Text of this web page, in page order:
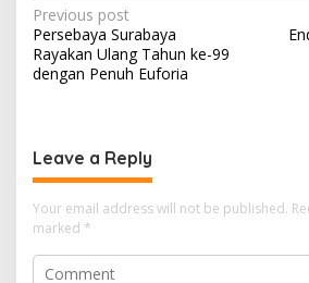
P
o
s
n
a
v
i
g
Previous post
Persebaya Surabaya
Rayakan Ulang Tahun ke-99
dengan Penuh Euforia
Leave a Reply
Your email address will not be published.
marked *